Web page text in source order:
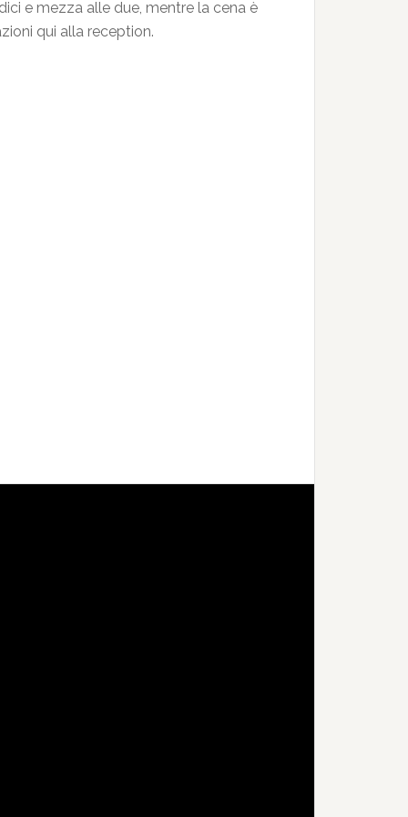
e mezza alle due, mentre la cena è
qui alla reception.